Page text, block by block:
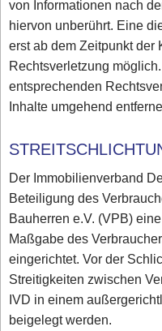
von Informationen nach
hiervon unberührt. Eine
erst ab dem Zeitpunkt der
Rechtsverletzung
entsprechenden
Inhalte umgehend
Der Immobilienverband
Beteiligung des
Bauherren e.V. (VPB)
Maßgabe des
eingerichtet. Vor der
Streitigkeiten zwischen
IVD in einem
beigelegt werden.